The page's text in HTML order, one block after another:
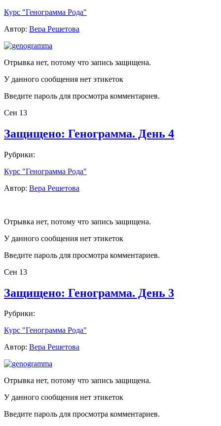
Курс "Генограмма Рода"
Автор: Вера Решетова
Отрывка нет, потому что запись защищена.
У данного сообщения нет этикеток
Введите пароль для просмотра комментариев.
Сен 13
Защищено: Генограмма. День 4
Рубрики:
Курс "Генограмма Рода"
Автор: Вера Решетова
Отрывка нет, потому что запись защищена.
У данного сообщения нет этикеток
Введите пароль для просмотра комментариев.
Сен 13
Защищено: Генограмма. День 3
Рубрики:
Курс "Генограмма Рода"
Автор: Вера Решетова
Отрывка нет, потому что запись защищена.
У данного сообщения нет этикеток
Введите пароль для просмотра комментариев.